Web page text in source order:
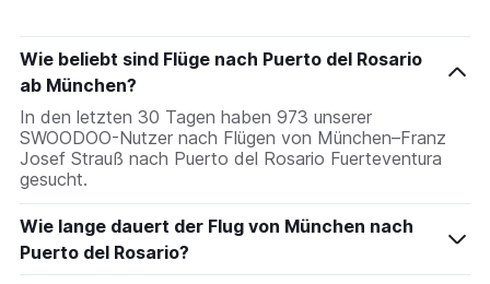
Wie beliebt sind Flüge nach Puerto del Rosario
ab München?
In den letzten 30 Tagen haben 973 unserer
SWOODOO-Nutzer nach Flügen von München–Franz
Josef Strauß nach Puerto del Rosario Fuerteventura
gesucht.
Wie lange dauert der Flug von München nach
Puerto del Rosario?